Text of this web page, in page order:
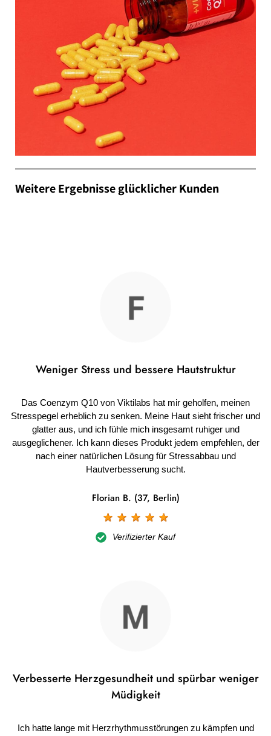
Weitere Ergebnisse glücklicher Kunden
Weniger Stress und bessere Hautstruktur
Das Coenzym Q10 von Viktilabs hat mir geholfen, meinen
Stresspegel erheblich zu senken. Meine Haut sieht frischer und
glatter aus, und ich fühle mich insgesamt ruhiger und
ausgeglichener. Ich kann dieses Produkt jedem empfehlen, der
nach einer natürlichen Lösung für Stressabbau und
Hautverbesserung sucht.
Florian B. (37, Berlin)
☆ ☆ ☆ ☆ ☆
Verifizierter Kauf
Verbesserte Herzgesundheit und spürbar weniger
Müdigkeit
Ich hatte lange mit Herzrhythmusstörungen zu kämpfen und